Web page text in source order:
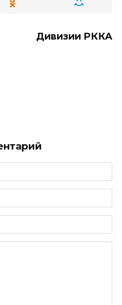
Дивизии РККА